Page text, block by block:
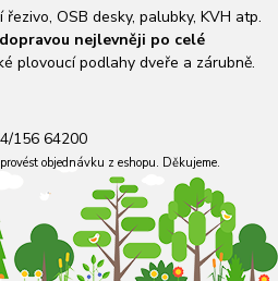
OSB desky, palubky, KVH atp.
nejlevněji po celé
plovoucí podlahy dveře a zárubně.
156 64200
objednávku z eshopu. Děkujeme.